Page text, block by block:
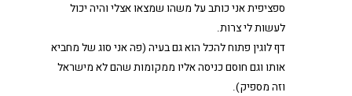
ספציפית אני כותב על משהו שמצאו אצלי והיה יכול
לעשות לי צרות.
דף לוגין פתוח להכל הוא גם בעיה (פה אני סוג של מחביא
אותו וגם חוסם כניסה אליו ממקומות שהם לא מישראל
וזה מספיק).